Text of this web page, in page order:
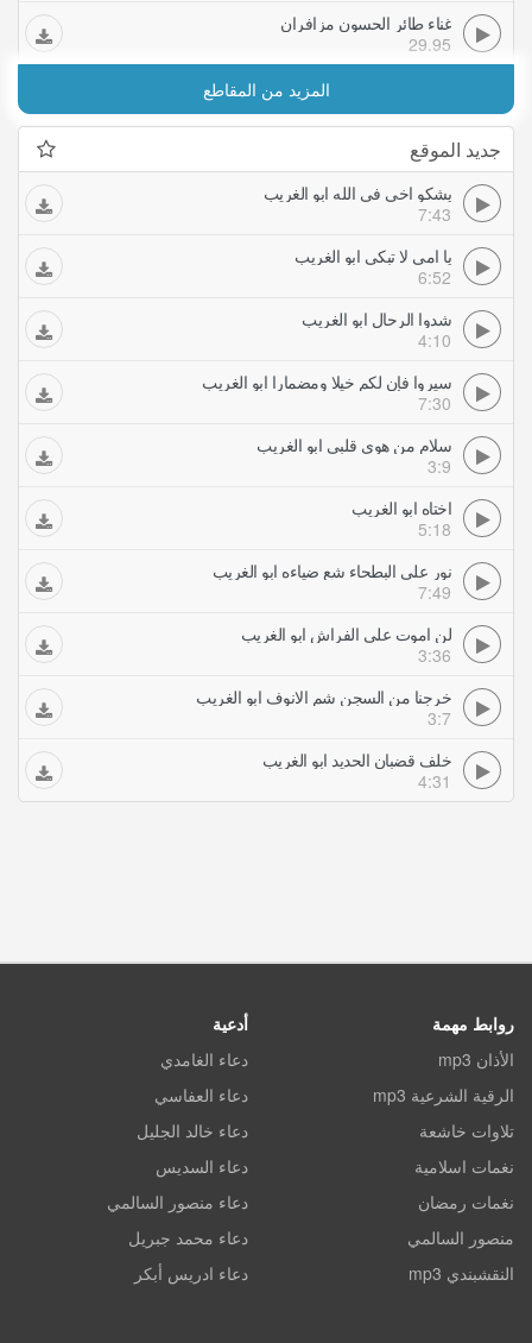
غناء طائر الحسون مزافران
29.95
المزيد من المقاطع
جديد الموقع
يشكو اخي في الله ابو الغريب
7:43
يا امي لا تبكي ابو الغريب
6:52
شدوا الرحال ابو الغريب
4:10
سيروا فإن لكم خيلا ومضمارا ابو الغريب
7:30
سلام من هوى قلبي ابو الغريب
3:9
اختاه ابو الغريب
5:18
نور على البطحاء شع ضياءه ابو الغريب
7:49
لن اموت على الفراش ابو الغريب
3:36
خرجنا من السجن شم الانوف ابو الغريب
3:7
خلف قضبان الحديد ابو الغريب
4:31
روابط مهمة
الأذان mp3
الرقية الشرعية mp3
تلاوات خاشعة
نغمات اسلامية
نغمات رمضان
منصور السالمي
النقشبندي mp3
أدعية
دعاء الغامدي
دعاء العفاسي
دعاء خالد الجليل
دعاء السديس
دعاء منصور السالمي
دعاء محمد جبريل
دعاء ادريس أبكر